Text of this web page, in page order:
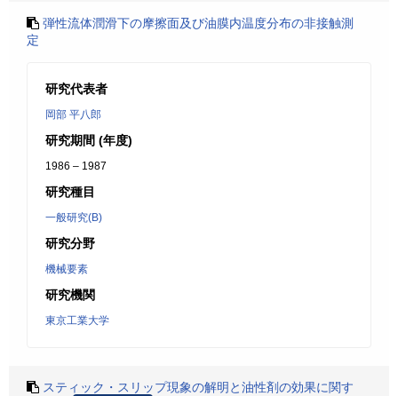
弾性流体潤滑下の摩擦面及び油膜内温度分布の非接触測
定
研究代表者
岡部 平八郎
研究期間 (年度)
1986 – 1987
研究種目
一般研究(B)
研究分野
機械要素
研究機関
東京工業大学
スティック・スリップ現象の解明と油性剤の効果に関す